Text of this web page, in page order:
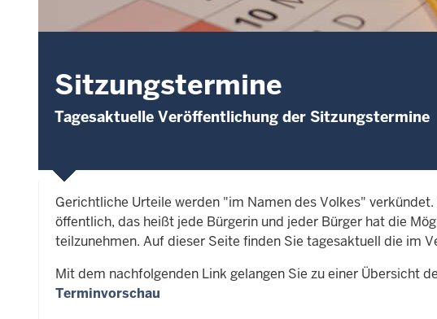
Sitzungstermine
Tagesaktuelle Veröffentlichung der Sitzungstermine
Gerichtliche Urteile werden "im Namen des Volkes"
öffentlich, das heißt jede Bürgerin und jeder Bürger hat die
teilzunehmen. Auf dieser Seite finden Sie tagesaktuell die im
Mit dem nachfolgenden Link gelangen Sie zu einer Übersicht
Terminvorschau